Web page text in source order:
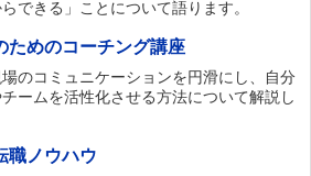
できる」ことについて語ります。
ためのコーチング講座
場のコミュニケーションを円滑にし、自分
チームを活性化させる方法について解説し
職ノウハウ